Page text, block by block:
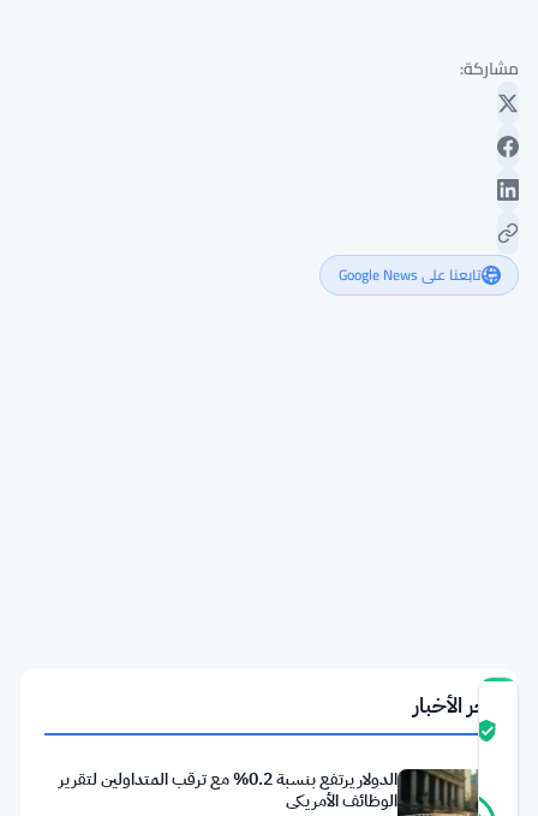
مشاركة:
تابعنا على Google News
درجة
ثقة
موثّق
موثّق
13
آخر الأخبار
الدولار يرتفع بنسبة 0.2% مع ترقب المتداولين لتقرير
الوظائف الأمريكي